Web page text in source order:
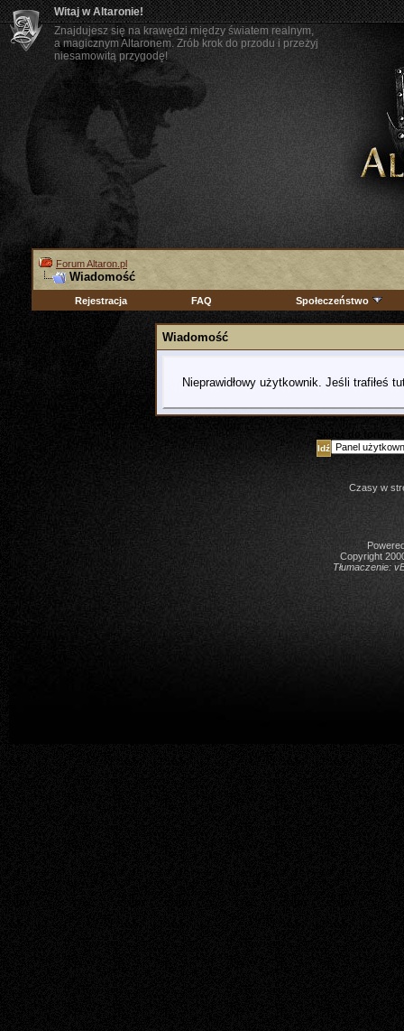
Witaj w Altaronie!
Znajdujesz się na krawędzi między światem realnym,
a magicznym Altaronem. Zrób krok do przodu i przeżyj
niesamowitą przygodę!
Forum Altaron.pl
Wiadomość
Rejestracja FAQ Społeczeństwo
Wiadomość
Nieprawidłowy użytkownik. Jeśli trafiłeś
Skocz do forum
Czasy w
Copyright
Tłumaczenie: